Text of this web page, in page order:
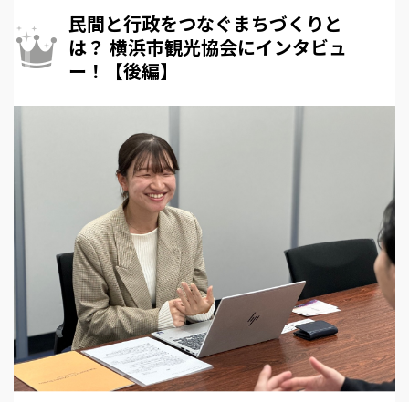
民間と行政をつなぐまちづくりと
は？ 横浜市観光協会にインタビュ
ー！【後編】